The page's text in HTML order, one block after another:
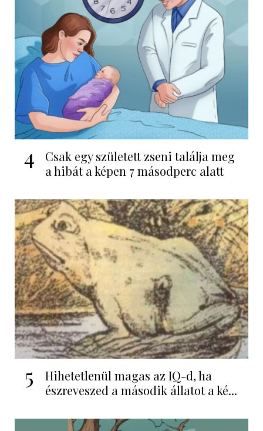
4
Csak egy született zseni találja meg
a hibát a képen 7 másodperc alatt
5
Hihetetlenül magas az IQ-d, ha
észreveszed a második állatot a ké...